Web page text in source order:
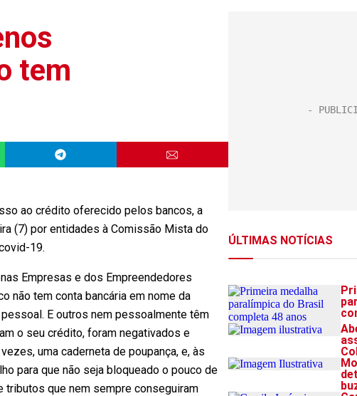
tem
ao crédito oferecido pelos bancos, a
(7) por entidades à Comissão Mista do
19.
Empresas e dos Empreendedores
não tem conta bancária em nome da
E outros nem pessoalmente têm
o seu crédito, foram negativados e
uma caderneta de poupança, e, às
para que não seja bloqueado o pouco de
tributos que nem sempre conseguiram